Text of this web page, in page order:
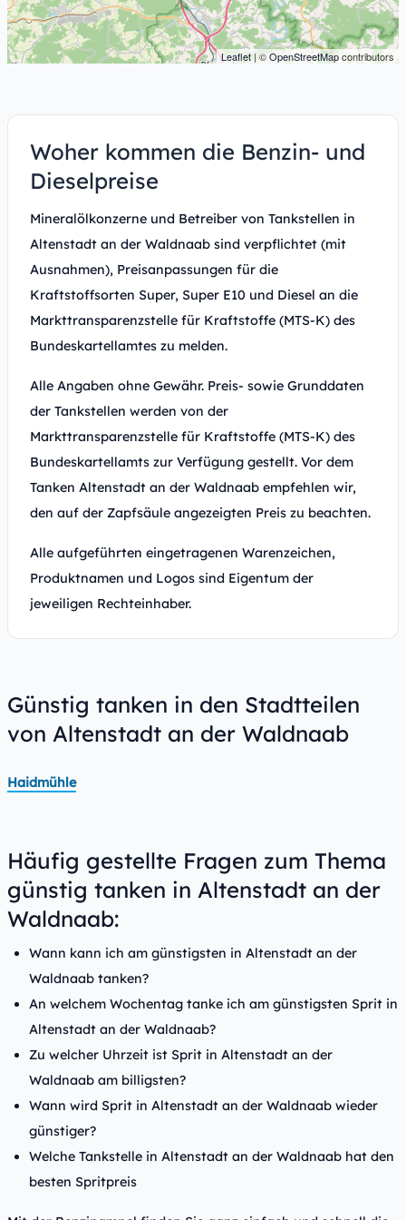
Leaflet | ©OpenStreetMapcontributors
Woher kommen die Benzin- und
Dieselpreise
Mineralölkonzerne und Betreiber von Tankstellen in
Altenstadt an der Waldnaab sind verpflichtet (mit
Ausnahmen), Preisanpassungen für die
Kraftstoffsorten Super, Super E10 und Diesel an die
Markttransparenzstelle für Kraftstoffe (MTS-K) des
Bundeskartellamtes zu melden.
Alle Angaben ohne Gewähr. Preis- sowie Grunddaten
der Tankstellen werden von der
Markttransparenzstelle für Kraftstoffe (MTS-K) des
Bundeskartellamts zur Verfügung gestellt. Vor dem
Tanken Altenstadt an der Waldnaab empfehlen wir,
den auf der Zapfsäule angezeigten Preis zu beachten.
Alle aufgeführten eingetragenen Warenzeichen,
Produktnamen und Logos sind Eigentum der
jeweiligen Rechteinhaber.
Günstig tanken in den Stadtteilen
von Altenstadt an der Waldnaab
Haidmühle
Häufig gestellte Fragen zum Thema
günstig tanken in Altenstadt an der
Waldnaab:
Wann kann ich am günstigsten in Altenstadt an der
Waldnaab tanken?
An welchem Wochentag tanke ich am günstigsten Sprit in
Altenstadt an der Waldnaab?
Zu welcher Uhrzeit ist Sprit in Altenstadt an der
Waldnaab am billigsten?
Wann wird Sprit in Altenstadt an der Waldnaab wieder
günstiger?
Welche Tankstelle in Altenstadt an der Waldnaab hat den
besten Spritpreis